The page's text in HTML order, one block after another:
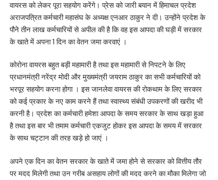
वायरस को लेकर पूरा सहयोग करेंगे। प्रेस को जारी बयान में हिमाचल प्रदेश
अराजपत्रित कर्मचारी महासंघ के अध्यक्ष एनआर ठाकुर ने दी। उन्होंने प्रदेश के
पौने तीन लाख कर्मचारियों से अपील की है कि वह इस आपदा की घड़ी में सरकार
के खाते में अपना 1 दिन का वेतन जमा करवाएं ।
कोरोना वायरस बहुत बड़ी महामारी है तथा इस महामारी से निपटने के लिए
प्रधानमंत्री नरेंद्र मोदी और मुख्यमंत्री जयराम ठाकुर का सभी कर्मचारियों को
भरपूर सहयोग करना होगा । इस जानलेवा वायरस की रोकथाम के लिए सरकार
को कई प्रकार के नए काम करने हैं तथा स्वास्थ्य संबंधी उपकरणों की खरीद भी
करनी है। प्रदेश का कर्मचारी हमेशा आपदा के समय सरकार के साथ खड़ा हुआ
है तथा इस बार भी तमाम कर्मचारी एकजुट होकर इस आपदा के समय में सरकार
के साथ चट्टान की तरह खड़े हो जाएं ।
अपने एक दिन का वेतन सरकार के खाते में जमा होने से सरकार को वित्तीय तौर
पर मदद मिलेगी तथा उन गरीब असहाय लोगों की मदद करने का मौका मिलेगा जो